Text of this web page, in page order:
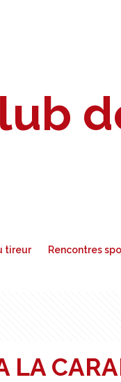
tireur Rencontres
LA